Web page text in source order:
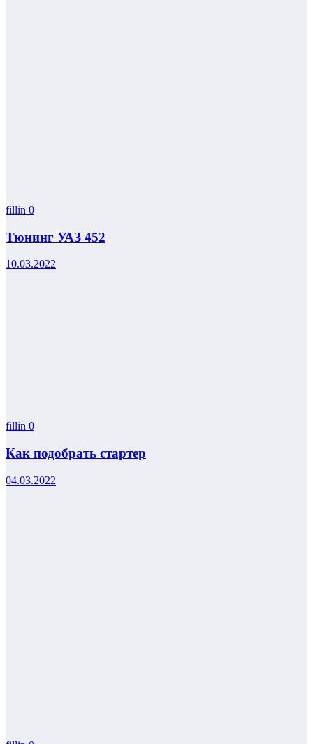
fillin 0
Тюнинг УАЗ 452
10.03.2022
fillin 0
Как подобрать стартер
04.03.2022